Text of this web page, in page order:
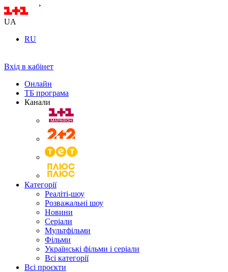
UA
RU
Вхід в кабінет
Онлайн
ТБ програма
Канали
Категорії
Реаліті-шоу
Розважальні шоу
Новини
Серіали
Мультфільми
Фільми
Українські фільми і серіали
Всі категорії
Всі проєкти